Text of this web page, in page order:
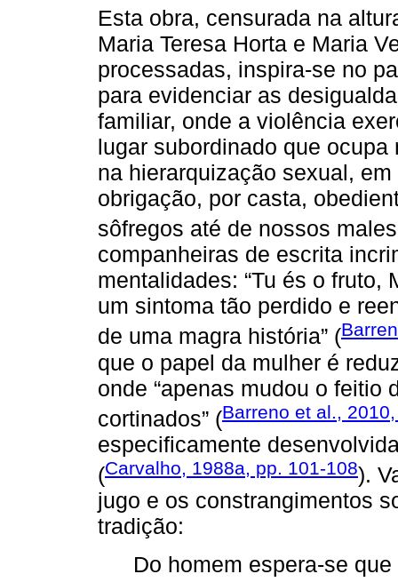
Esta obra, censurada na
Maria Teresa Horta e Maria
processadas, inspira-se no
para evidenciar as
familiar, onde a violência
lugar subordinado que
na hierarquização sexual,
obrigação, por casta,
sôfregos até de nossos
companheiras de escrita
mentalidades: “Tu és o fruto,
um sintoma tão perdido e
de uma magra história” (
que o papel da mulher é
onde “apenas mudou o feitio
cortinados” (Barreno et al.,
especificamente
(Carvalho, 1988a, pp. 101-108).
jugo e os constrangimentos
tradição:
Do homem espera-se